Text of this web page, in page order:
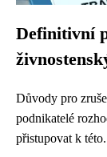
Definitivní
Důvody pro
podnikatelé
přistupovat k